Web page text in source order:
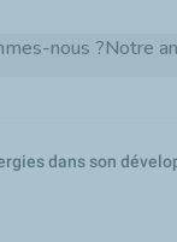
nous ?Notre
dans son